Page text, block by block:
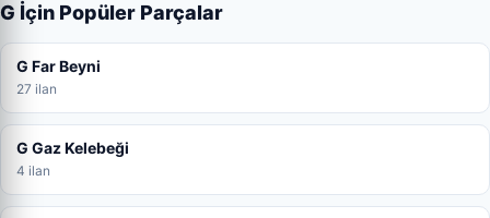
G İçin Popüler Parçalar
G Far Beyni
27 ilan
G Gaz Kelebeği
4 ilan